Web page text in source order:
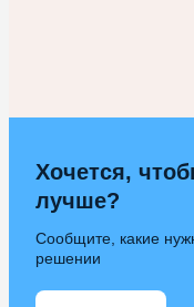
Хочется,
лучше?
Сообщите, какие
решении